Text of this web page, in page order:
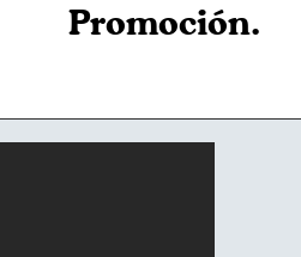
Promoción.